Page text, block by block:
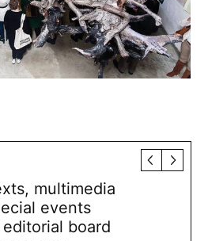
multimedia
events
board